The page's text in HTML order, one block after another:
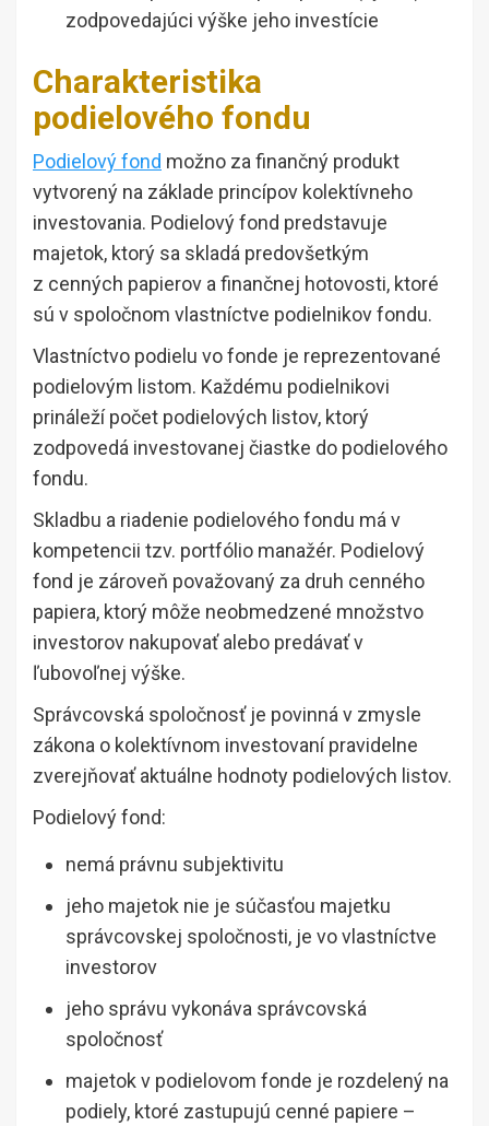
zodpovedajúci výške jeho investície
Charakteristika
podielového fondu
Podielový fond možno za finančný produkt
vytvorený na základe princípov kolektívneho
investovania. Podielový fond predstavuje
majetok, ktorý sa skladá predovšetkým
z cenných papierov a finančnej hotovosti, ktoré
sú v spoločnom vlastníctve podielnikov fondu.
Vlastníctvo podielu vo fonde je reprezentované
podielovým listom. Každému podielnikovi
prináleží počet podielových listov, ktorý
zodpovedá investovanej čiastke do podielového
fondu.
Skladbu a riadenie podielového fondu má v
kompetencii tzv. portfólio manažér. Podielový
fond je zároveň považovaný za druh cenného
papiera, ktorý môže neobmedzené množstvo
investorov nakupovať alebo predávať v
ľubovoľnej výške.
Správcovská spoločnosť je povinná v zmysle
zákona o kolektívnom investovaní pravidelne
zverejňovať aktuálne hodnoty podielových listov.
Podielový fond:
nemá právnu subjektivitu
jeho majetok nie je súčasťou majetku
správcovskej spoločnosti, je vo vlastníctve
investorov
jeho správu vykonáva správcovská
spoločnosť
majetok v podielovom fonde je rozdelený na
podiely, ktoré zastupujú cenné papiere –